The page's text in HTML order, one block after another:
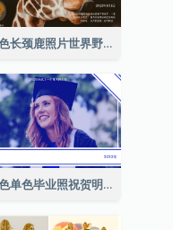
棕色长颈鹿照片世界野生动物日明信片
蓝色单色毕业照祝贺明信片